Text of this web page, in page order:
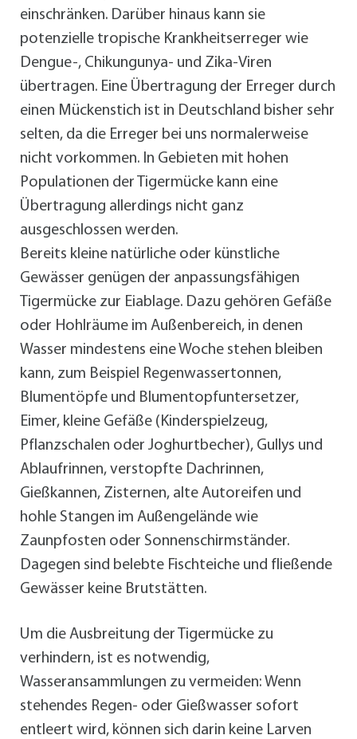
einschränken. Darüber hinaus kann sie
potenzielle tropische Krankheitserreger wie
Dengue-, Chikungunya- und Zika-Viren
übertragen. Eine Übertragung der Erreger durch
einen Mückenstich ist in Deutschland bisher sehr
selten, da die Erreger bei uns normalerweise
nicht vorkommen. In Gebieten mit hohen
Populationen der Tigermücke kann eine
Übertragung allerdings nicht ganz
ausgeschlossen werden.
Bereits kleine natürliche oder künstliche
Gewässer genügen der anpassungsfähigen
Tigermücke zur Eiablage. Dazu gehören Gefäße
oder Hohlräume im Außenbereich, in denen
Wasser mindestens eine Woche stehen bleiben
kann, zum Beispiel Regenwassertonnen,
Blumentöpfe und Blumentopfuntersetzer,
Eimer, kleine Gefäße (Kinderspielzeug,
Pflanzschalen oder Joghurtbecher), Gullys und
Ablaufrinnen, verstopfte Dachrinnen,
Gießkannen, Zisternen, alte Autoreifen und
hohle Stangen im Außengelände wie
Zaunpfosten oder Sonnenschirmständer.
Dagegen sind belebte Fischteiche und fließende
Gewässer keine Brutstätten.
Um die Ausbreitung der Tigermücke zu
verhindern, ist es notwendig,
Wasseransammlungen zu vermeiden: Wenn
stehendes Regen- oder Gießwasser sofort
entleert wird, können sich darin keine Larven